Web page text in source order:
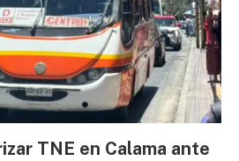
TNE en Calama ante